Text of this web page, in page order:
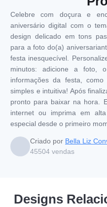
Celebre com doçura e
aniversário digital com o
design delicado em tons
para a foto do(a)
festa inesquecível.
minutos: adicione a foto,
informações da festa,
simples e intuitiva! Após
pronto para baixar na hora.
internet ou imprima em
especial desde o primeiro
Criado por Bella Liz
45504 vendas
Designs